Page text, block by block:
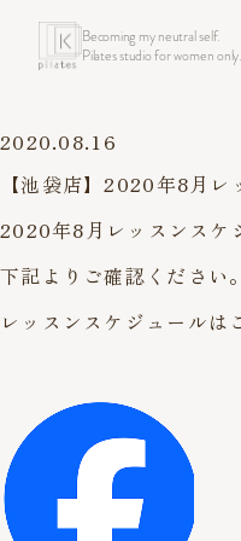
Becoming my neutral self.
Pilates studio for women only.
2020.08.16
【池袋店】2020年8月
2020年8月レッスンスケ
下記よりご確認ください。
レッスンスケジュールは